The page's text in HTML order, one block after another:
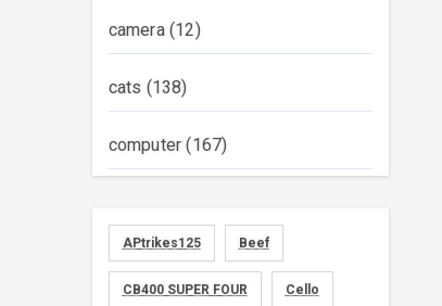
camera(12)
cats (138)
computer (167)
foods(155)
APtrikes125 Beef
CB400 SUPER FOUR Cello